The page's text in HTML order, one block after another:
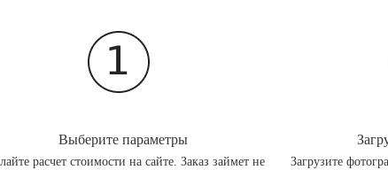
Выберите параметры
расчет стоимости на сайте. Заказ займет не
Загрузите